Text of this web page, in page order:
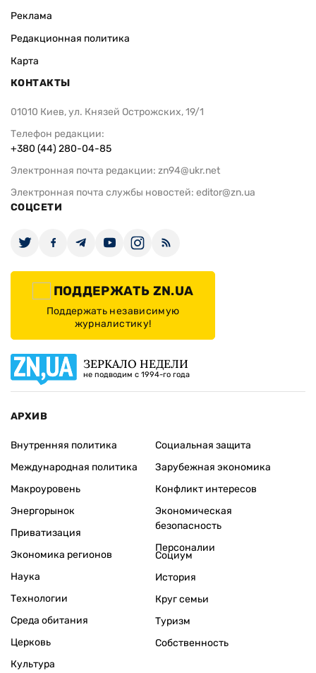
Реклама
Редакционная политика
Карта
КОНТАКТЫ
01010 Киев, ул. Князей Острожских, 19/1
Телефон редакции:
+380 (44) 280-04-85
Электронная почта редакции: zn94@ukr.net
Электронная почта службы новостей: editor@zn.ua
СОЦСЕТИ
ПОДДЕРЖАТЬ ZN.UA
Поддержать независимую
журналистику!
ЗЕРКАЛО НЕДЕЛИ
не подводим с 1994-го года
АРХИВ
Внутренняя политика
Международная политика
Макроуровень
Энергорынок
Приватизация
Экономика регионов
Социальная защита
Зарубежная экономика
Конфликт интересов
Экономическая
безопасность
Персоналии
Наука
Технологии
Среда обитания
Церковь
Культура
Социум
История
Круг семьи
Туризм
Собственность